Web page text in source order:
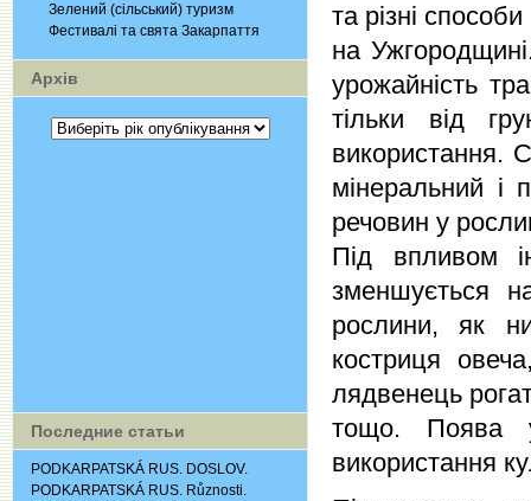
Зелений (сільський) туризм
Фестивалі та свята Закарпаття
Архів
Последние статьи
PODKARPATSKÁ RUS. DOSLOV.
PODKARPATSKÁ RUS. Různosti.
та різні
на
урожайність
тільки від
використання.
мінеральний і
речовин у
Під впливом
зменшується
рослини, як
костриця
лядвенець
тощо. Поява
використання